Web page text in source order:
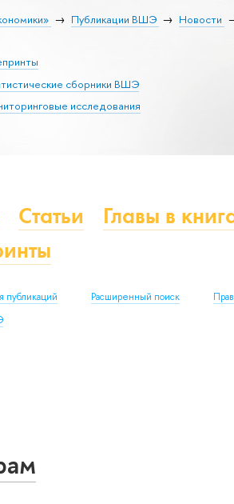
Публикации ВШЭ Новости
сборники ВШЭ
исследования
Статьи
Главы в
публикаций Расширенный поиск